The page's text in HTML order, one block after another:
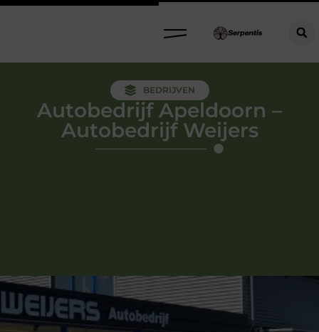
BEDRIJVEN
Autobedrijf Apeldoorn –
Autobedrijf Weijers